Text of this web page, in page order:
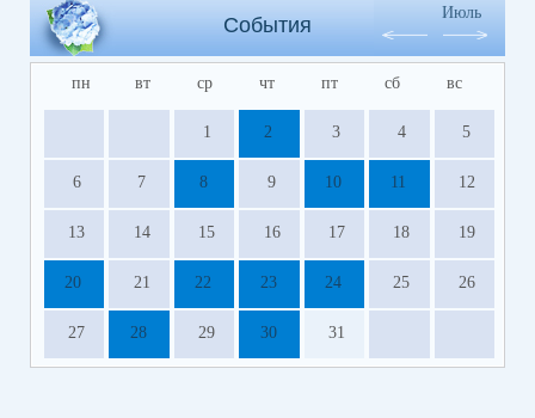
События
Июль
пн вт ср чт пт сб вс
1 2 3 4 5
6 7 8 9 10 11 12
13 14 15 16 17 18 19
20 21 22 23 24 25 26
27 28 29 30 31